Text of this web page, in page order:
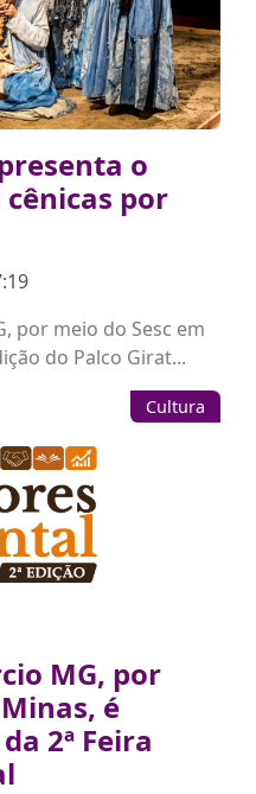
o
por
por meio do Sesc em
do Palco Girat...
Cultura
MG, por
é
2ª Feira